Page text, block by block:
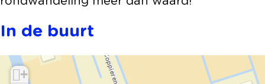
e
In de buurt
+